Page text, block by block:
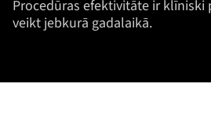
Procedūras efektivitāte ir klīniski
veikt jebkurā gadalaikā.